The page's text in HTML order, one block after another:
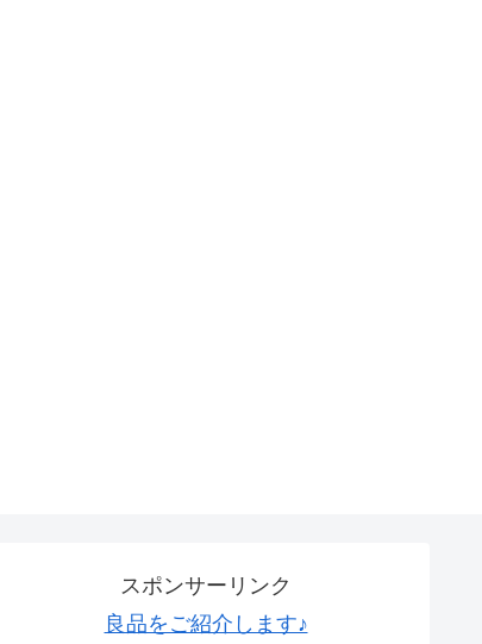
スポンサーリンク
良品をご紹介します♪